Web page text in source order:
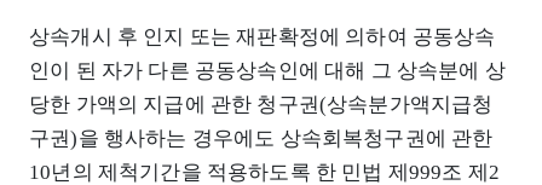
상속개시 후 인지 또는 재판확정에 의하여 공동상속
인이 된 자가 다른 공동상속인에 대해 그 상속분에 상
당한 가액의 지급에 관한 청구권(상속분가액지급청
구권)을 행사하는 경우에도 상속회복청구권에 관한
10년의 제척기간을 적용하도록 한 민법 제999조 제2